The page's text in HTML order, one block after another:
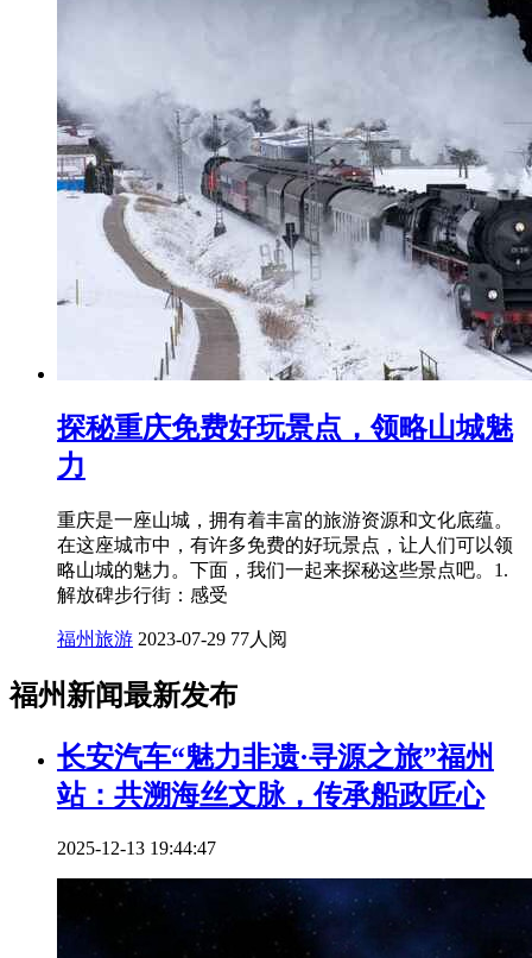
探秘重庆免费好玩景点，领略山城魅
力
重庆是一座山城，拥有着丰富的旅游资源和文化底蕴。
在这座城市中，有许多免费的好玩景点，让人们可以领
略山城的魅力。下面，我们一起来探秘这些景点吧。1.
解放碑步行街：感受
福州旅游 2023-07-29 77人阅
福州新闻最新发布
长安汽车“魅力非遗·寻源之旅”福州
站：共溯海丝文脉，传承船政匠心
2025-12-13 19:44:47